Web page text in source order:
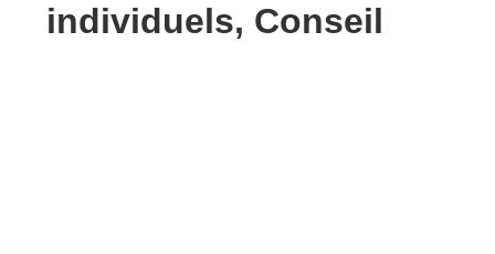
individuels, Conseil